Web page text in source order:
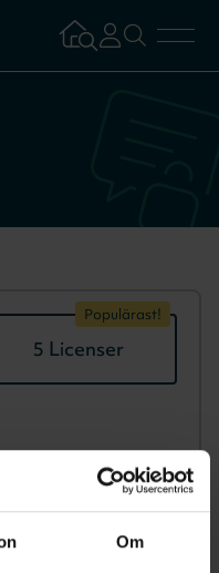
Om
Tillbaka
Logga in
Aktivera
Populärast!
5 Licenser